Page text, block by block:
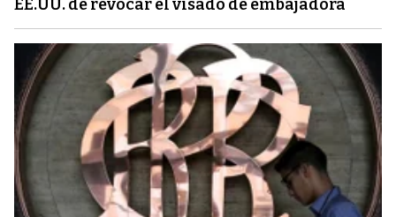
EE.UU. de revocar el visado de embajadora